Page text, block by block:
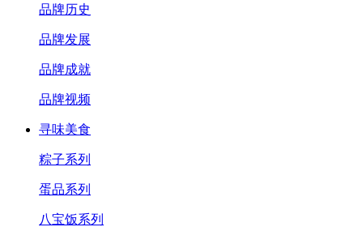
品牌历史
品牌发展
品牌成就
品牌视频
寻味美食
粽子系列
蛋品系列
八宝饭系列